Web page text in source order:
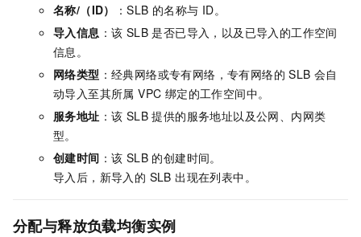
名称/（ID）
：SLB 的名称与 ID。
导入信息 ：该 SLB 是否已导入，以及已导入的工作空间
信息。
网络类型 ：经典网络或专有网络，专有网络的 SLB 会自
动导入至其所属 VPC 绑定的工作空间中。
服务地址 ：该 SLB 提供的服务地址以及公网、内网类
型。
创建时间 ：该 SLB 的创建时间。
导入后，新导入的 SLB 出现在列表中。
分配与释放负载均衡实例